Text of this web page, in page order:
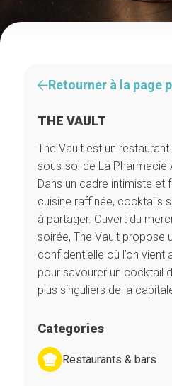
Retourner à la page
THE VAULT
The Vault est un
sous-sol de La Pharmacie
Dans un cadre intimiste et
cuisine raffinée, cocktails
à partager. Ouvert du
soirée, The Vault propose
confidentielle où l’on vient
pour savourer un cocktail
plus singuliers de la
Categories
Restaurants & bars